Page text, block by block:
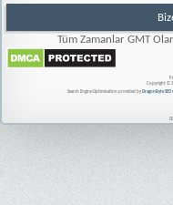
Tüm Zamanlar GMT
Copyright ©
Search Engine Optimisation provided by DragonByte